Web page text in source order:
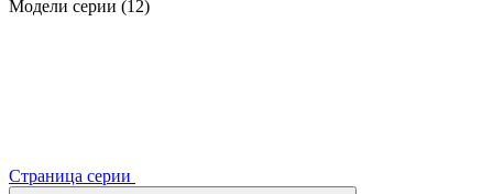
Модели серии (12)
Страница серии